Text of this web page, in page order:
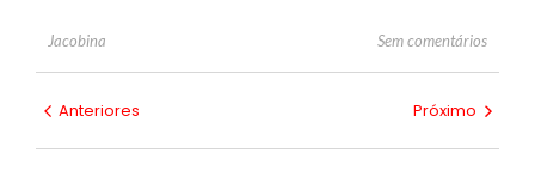
Jacobina Sem comentários
Anteriores Próximo